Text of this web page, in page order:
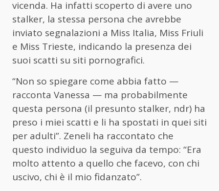
vicenda. Ha infatti scoperto di avere uno
stalker, la stessa persona che avrebbe
inviato segnalazioni a Miss Italia, Miss Friuli
e Miss Trieste, indicando la presenza dei
suoi scatti su siti pornografici.
“Non so spiegare come abbia fatto —
racconta Vanessa — ma probabilmente
questa persona (il presunto stalker, ndr) ha
preso i miei scatti e li ha spostati in quei siti
per adulti”. Zeneli ha raccontato che
questo individuo la seguiva da tempo: “Era
molto attento a quello che facevo, con chi
uscivo, chi è il mio fidanzato”.